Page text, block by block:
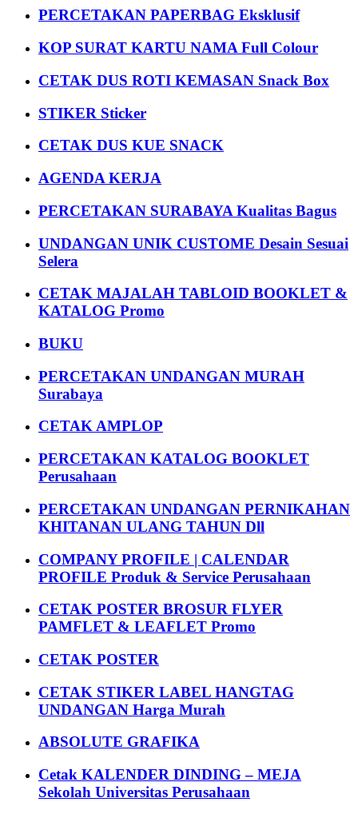
PERCETAKAN PAPERBAG Eksklusif
KOP SURAT KARTU NAMA Full Colour
CETAK DUS ROTI KEMASAN Snack Box
STIKER Sticker
CETAK DUS KUE SNACK
AGENDA KERJA
PERCETAKAN SURABAYA Kualitas Bagus
UNDANGAN UNIK CUSTOME Desain Sesuai
Selera
CETAK MAJALAH TABLOID BOOKLET &
KATALOG Promo
BUKU
PERCETAKAN UNDANGAN MURAH
Surabaya
CETAK AMPLOP
PERCETAKAN KATALOG BOOKLET
Perusahaan
PERCETAKAN UNDANGAN PERNIKAHAN
KHITANAN ULANG TAHUN Dll
COMPANY PROFILE | CALENDAR
PROFILE Produk & Service Perusahaan
CETAK POSTER BROSUR FLYER
PAMFLET & LEAFLET Promo
CETAK POSTER
CETAK STIKER LABEL HANGTAG
UNDANGAN Harga Murah
ABSOLUTE GRAFIKA
Cetak KALENDER DINDING – MEJA
Sekolah Universitas Perusahaan